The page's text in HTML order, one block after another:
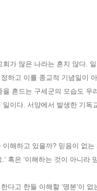
가 많은 나라는 흔치 않다.
하고 이를 종교적 기념일이
흔드는 구세군의 모습도
이다. 서양에서 발생한 기
해하고 있을까? 믿음이 없
혹은 ‘이해하는 것이 아니
다고 한들 이해할 ‘명분’이